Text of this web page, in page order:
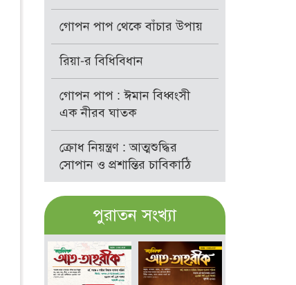
গোপন পাপ থেকে বাঁচার উপায়
রিয়া-র বিধিবিধান
গোপন পাপ : ঈমান বিধ্বংসী
এক নীরব ঘাতক
ক্রোধ নিয়ন্ত্রণ : আত্মশুদ্ধির
সোপান ও প্রশান্তির চাবিকাঠি
পুরাতন সংখ্যা